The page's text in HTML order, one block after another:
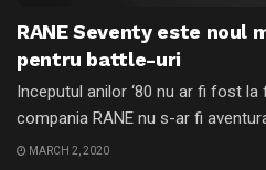
RANE Seventy este noul
pentru battle-uri
Inceputul anilor ‘80 nu ar fi fost
compania RANE nu s-ar fi
MARCH 2, 2020